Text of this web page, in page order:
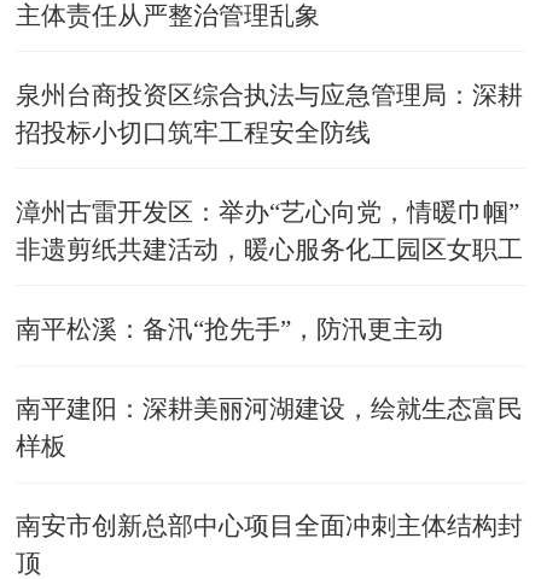
主体责任从严整治管理乱象
泉州台商投资区综合执法与应急管理局：深耕
招投标小切口筑牢工程安全防线
漳州古雷开发区：举办“艺心向党，情暖巾帼”
非遗剪纸共建活动，暖心服务化工园区女职工
南平松溪：备汛“抢先手”，防汛更主动
南平建阳：深耕美丽河湖建设，绘就生态富民
样板
​南安市创新总部中心项目全面冲刺主体结构封
顶